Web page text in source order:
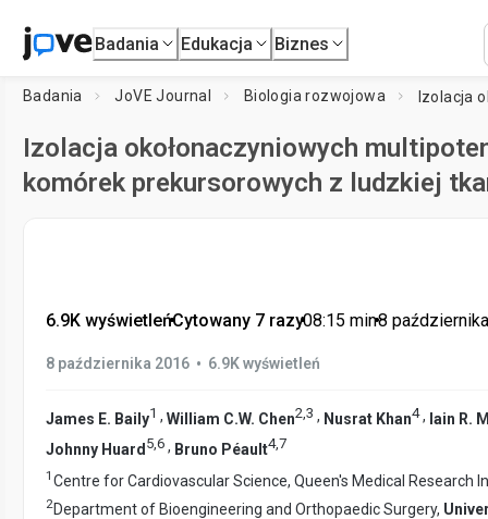
Badania Edukacja Biznes
Badania JoVE Journal Biologia rozwojowa
Izolacja okołonaczyniowych
komórek prekursorowych z ludzkiej
6.9K wyświetleń•Cytowany 7 razy•08:15 min•8
8 października 2016 • 6.9K wyświetleń
James E. Baily1 , William C.W. Chen2,3 , Nusrat Khan4, Iain R.
Johnny Huard5 6 , Bruno Péault4,7
1 Centre for Cardiovascular Science, Queen's Medical Research
2Department of Bioengineering and Orthopaedic Surgery,